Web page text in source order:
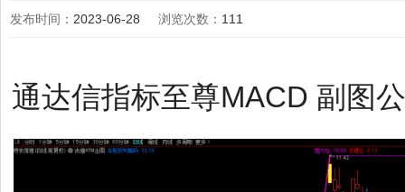
发布时间： 2023-06-28 浏览次数： 111
通达信指标至尊MACD 副图